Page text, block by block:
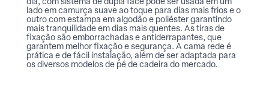
dia, com sistema de dupla face pode ser usada em um
lado em camurça suave ao toque para dias mais frios e o
outro com estampa em algodão e poliéster garantindo
mais tranquilidade em dias mais quentes. As tiras de
fixação são emborrachadas e antiderrapantes, que
garantem melhor fixação e segurança. A cama rede é
prática e de fácil instalação, além de ser adaptada para
os diversos modelos de pé de cadeira do mercado.